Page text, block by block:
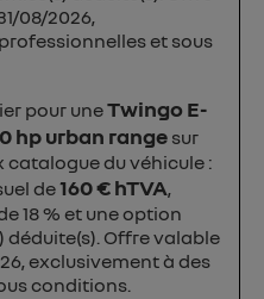
08/2026,
et sous
pour uneTwingo E-
hp urban range sur
catalogue du véhicule :
de160 € hTVA,
18 % et une option
déduite(s). Offre valable
exclusivement à des
conditions.